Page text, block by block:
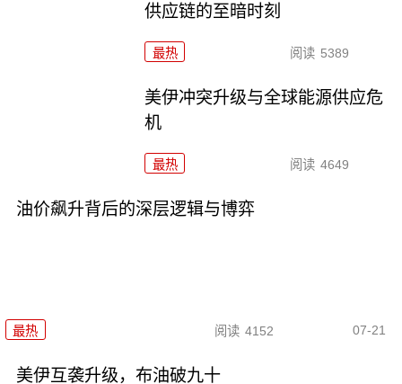
供应链的至暗时刻
最热 阅读 5389
美伊冲突升级与全球能源供应危
机
最热 阅读 4649
油价飙升背后的深层逻辑与博弈
最热 阅读 4152 07-21
美伊互袭升级，布油破九十